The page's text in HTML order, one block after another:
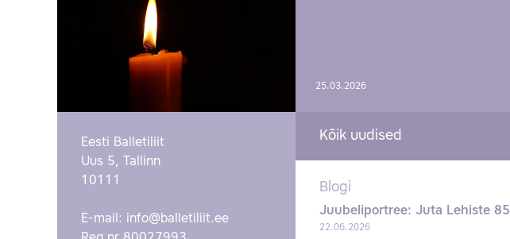
25.03.2026
Kõik uudised
Eesti Balletiliit
Uus 5, Tallinn
10111
E-mail: info@balletiliit.ee
Blogi
Juubeliportree: Juta Lehiste 85
22.06.2026